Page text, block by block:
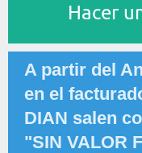
Hacer
A partir del
en el
DIAN salen
"SIN VALOR